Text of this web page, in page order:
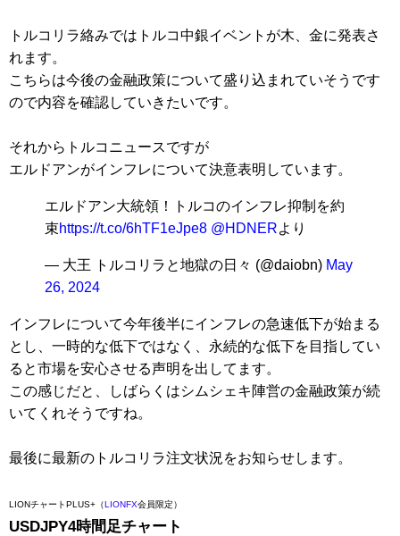
トルコリラ絡みではトルコ中銀イベントが木、金に発表さ
れます。
こちらは今後の金融政策について盛り込まれていそうです
ので内容を確認していきたいです。
それからトルコニュースですが
エルドアンがインフレについて決意表明しています。
エルドアン大統領！トルコのインフレ抑制を約
束https://t.co/6hTF1eJpe8 @HDNERより
— 大王 トルコリラと地獄の日々 (@daiobn) May
26, 2024
インフレについて今年後半にインフレの急速低下が始まる
とし、一時的な低下ではなく、永続的な低下を目指してい
ると市場を安心させる声明を出してます。
この感じだと、しばらくはシムシェキ陣営の金融政策が続
いてくれそうですね。
最後に最新のトルコリラ注文状況をお知らせします。
LIONチャートPLUS+（LIONFX会員限定）
USDJPY4時間足チャート